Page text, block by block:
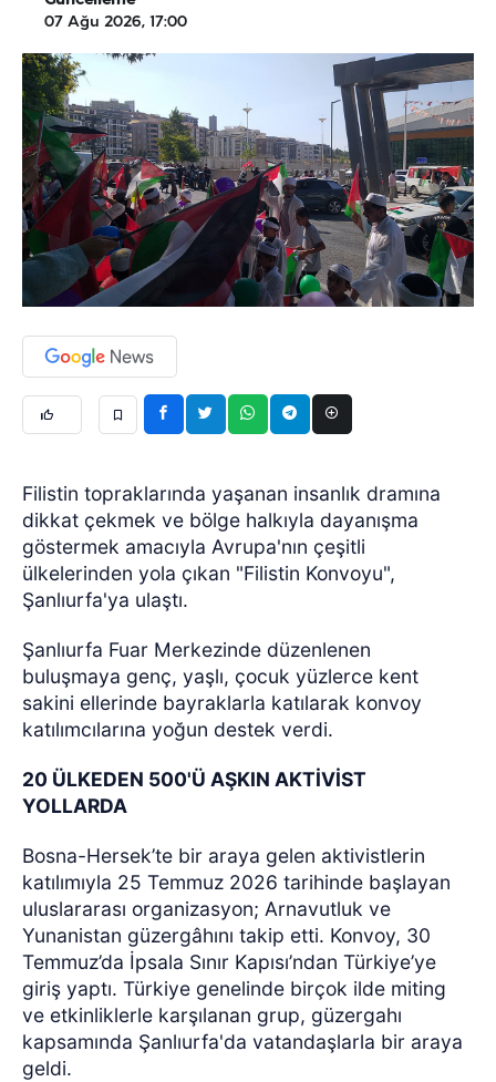
07 Ağu 2026, 17:00
Filistin topraklarında yaşanan insanlık dramına
dikkat çekmek ve bölge halkıyla dayanışma
göstermek amacıyla Avrupa'nın çeşitli
ülkelerinden yola çıkan "Filistin Konvoyu",
Şanlıurfa'ya ulaştı.
Şanlıurfa Fuar Merkezinde düzenlenen
buluşmaya genç, yaşlı, çocuk yüzlerce kent
sakini ellerinde bayraklarla katılarak konvoy
katılımcılarına yoğun destek verdi.
20 ÜLKEDEN 500'Ü AŞKIN AKTİVİST
YOLLARDA
Bosna-Hersek’te bir araya gelen aktivistlerin
katılımıyla 25 Temmuz 2026 tarihinde başlayan
uluslararası organizasyon; Arnavutluk ve
Yunanistan güzergâhını takip etti. Konvoy, 30
Temmuz’da İpsala Sınır Kapısı’ndan Türkiye’ye
giriş yaptı. Türkiye genelinde birçok ilde miting
ve etkinliklerle karşılanan grup, güzergahı
kapsamında Şanlıurfa'da vatandaşlarla bir araya
geldi.